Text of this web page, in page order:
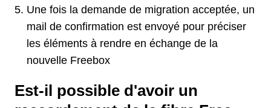
Une fois la demande de migration acceptée, un
mail de confirmation est envoyé pour préciser
les éléments à rendre en échange de la
nouvelle Freebox
Est-il possible d'avoir un